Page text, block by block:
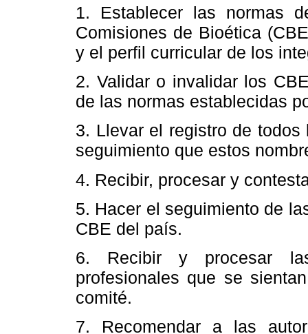
1. Establecer las normas
Comisiones de Bioética
y el perfil curricular de los
2. Validar o invalidar los
de las normas establecidas
3. Llevar el registro de
seguimiento que estos
4. Recibir, procesar y
5. Hacer el seguimiento de
CBE del país.
6. Recibir y procesar
profesionales que se
comité.
7. Recomendar a las